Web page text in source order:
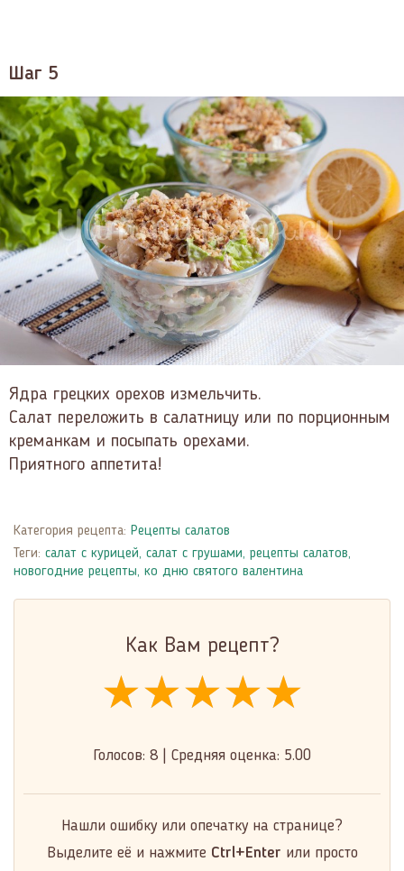
Шаг 5
Ядра грецких орехов измельчить.
Салат переложить в салатницу или по порционным
креманкам и посыпать орехами.
Приятного аппетита!
Категория рецепта: Рецепты салатов
Теги: салат с курицей, салат с грушами, рецепты салатов,
новогодние рецепты, ко дню святого валентина
Как Вам рецепт?
★★★★★
★★★★★
★★★★★
Голосов: 8 Средняя оценка: 5.00
Нашли ошибку или опечатку на странице?
Выделите её и нажмите Ctrl+Enter или просто